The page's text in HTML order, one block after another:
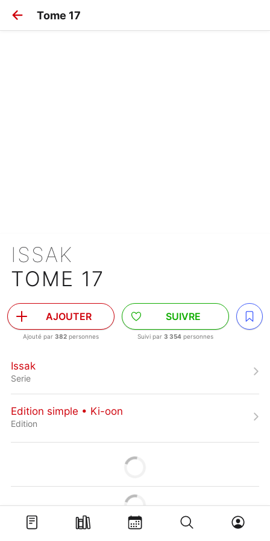
Tome 17
ISSAK
TOME 17
AJOUTER
Ajouté par 382 personnes
SUIVRE
Suivi par 3 354 personnes
Issak
Serie
Edition simple • Ki-oon
Edition